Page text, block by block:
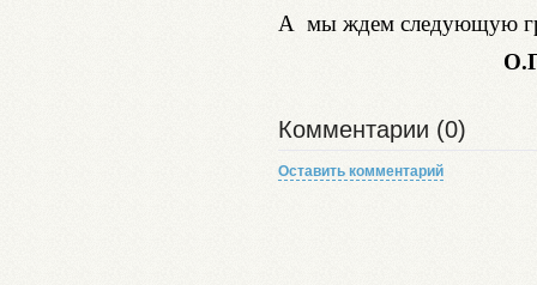
А мы ждем следующую
Комментарии (0)
Оставить комментарий